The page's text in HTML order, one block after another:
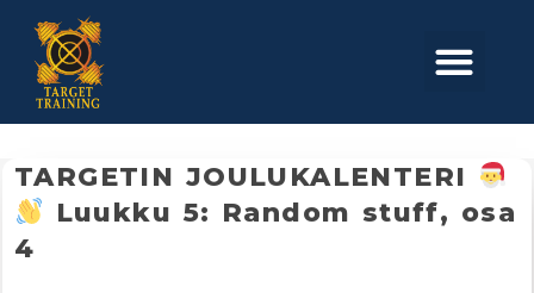
content
TARGETIN JOULUKALENTERI
Luukku 5: Random stuff, osa
4